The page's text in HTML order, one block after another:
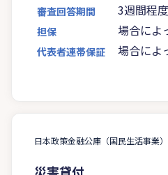
審査回答期間 3週間程度
担保 場合によ
代表者連帯保証 場合によ
日本政策金融公庫（国民生活事業）
災害貸付